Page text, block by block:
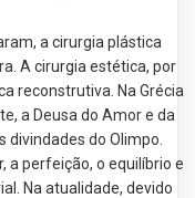
a cirurgia plástica
A cirurgia estética, por
reconstrutiva. Na Grécia
a Deusa do Amor e da
do Olimpo.
a perfeição, o equilíbrio e
Na atualidade, devido